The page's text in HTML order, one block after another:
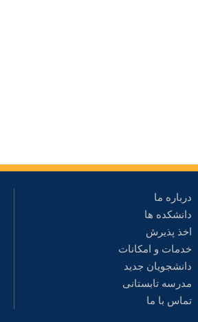
درباره ما
دانشکده ها
اخذ پذیرش
خدمات و امکانات
دانشجویان جدید
مدرسه تابستانی
تماس با ما